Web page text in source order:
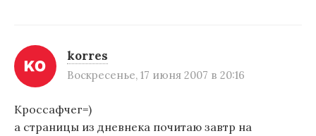
korres
Воскресенье, 17 июня 2007 в 20:16
Кроссафчег=)
а страницы из дневнека почитаю завтр на